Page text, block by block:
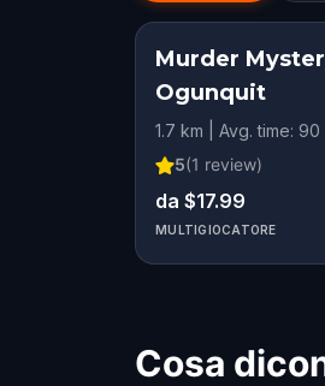
Murder
Ogunquit
1.7 km | Avg. time: 90
5(1 review)
da $17.99
MULTIGIOCATORE
Cosa